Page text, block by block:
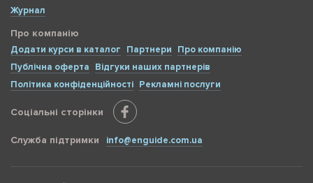
Журнал
Про компанію
Додати курси в каталог Партнери
Про компанію
Публічна оферта
Відгуки наших партнерів
Політика конфіденційності Рекламні послуги
Соціальні сторінки
Служба підтримки info@enguide.com.ua